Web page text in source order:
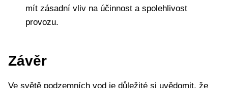
mít zásadní vliv na účinnost a spolehlivost
provozu.
Závěr
Ve světě podzemních vod je důležité si uvědomit, že